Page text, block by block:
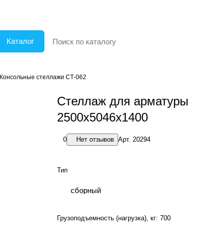
Каталог
Консольные стеллажи СТ-062
Стеллаж для арматуры
2500x5046x1400
0 Нет отзывов Арт.20294
Тип
сборный
Грузоподъемность (нагрузка), кг:700